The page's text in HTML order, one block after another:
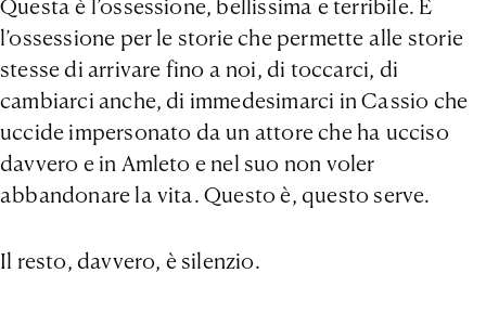
Questa è l’ossessione, bellissima e terribile. È
l’ossessione per le storie che permette alle storie
stesse di arrivare fino a noi, di toccarci, di
cambiarci anche, di immedesimarci in Cassio che
uccide impersonato da un attore che ha ucciso
davvero e in Amleto e nel suo non voler
abbandonare la vita. Questo è, questo serve.
Il resto, davvero, è silenzio.